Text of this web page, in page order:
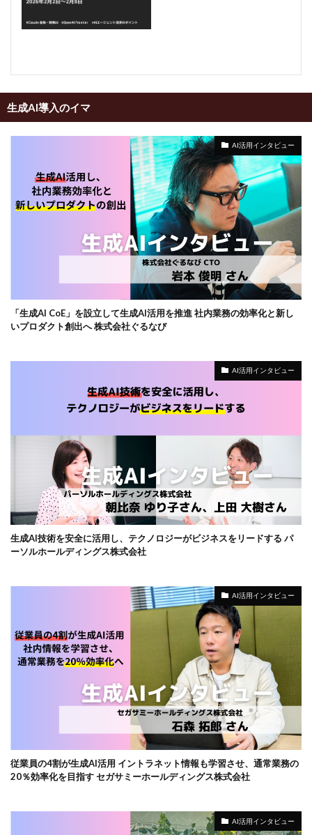
生成AI導入のイマ
AI活用インタビュー
「生成AI CoE」を設立して生成AI活用を推進 社内業務の効率化と新し
いプロダクト創出へ 株式会社ぐるなび
AI活用インタビュー
生成AI技術を安全に活用し、テクノロジーがビジネスをリードする パ
ーソルホールディングス株式会社
AI活用インタビュー
従業員の4割が生成AI活用 イントラネット情報も学習させ、通常業務の
20％効率化を目指す セガサミーホールディングス株式会社
AI活用インタビュー